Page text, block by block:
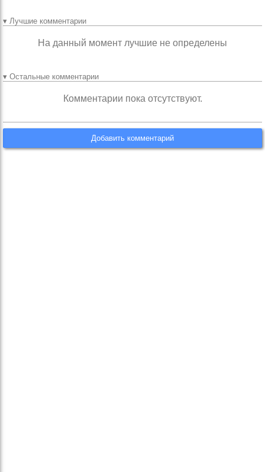
▾ Лучшие комментарии
На данный момент лучшие не определены
▾ Остальные комментарии
Комментарии пока отсутствуют.
Добавить комментарий